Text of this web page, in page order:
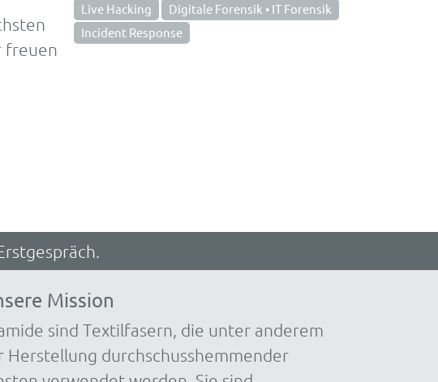
freu­en
Live Hacking
Digitale Forensik • IT Forensik
Incident Response
Mission
sind Textilfasern, die unter anderem
Herstellung durchschusshemmender